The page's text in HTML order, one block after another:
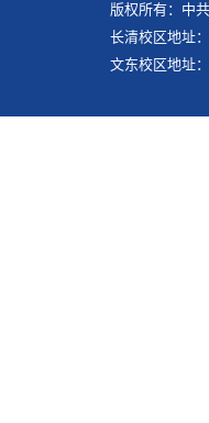
版权所有：中
长清校区地址
文东校区地址